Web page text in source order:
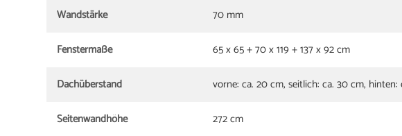
Wandstärke
70 mm
Fenstermaße
65 x 65 + 70 x 119 + 137 x 92 cm
Dachüberstand
vorne: ca. 20 cm, seitlich: ca. 30 cm,
Seitenwandhöhe
272 cm